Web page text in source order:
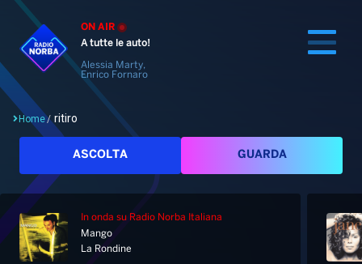
ON AIR
A tutte le auto!
Alessia Marty,
Enrico Fornaro
Home
Home/ ritiro
ASCOLTA GUARDA
In onda su Radio Norba Italiana
Mango
La Rondine